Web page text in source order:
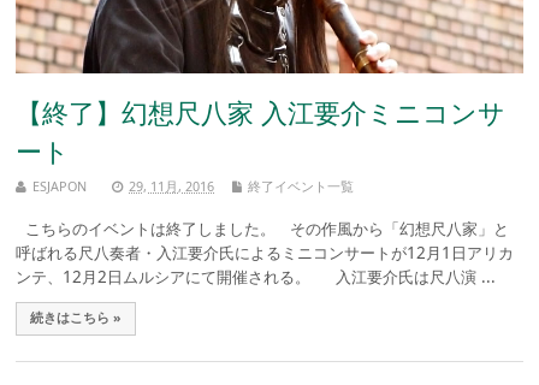
【終了】幻想尺八家 入江要介ミニコンサ
ート
ESJAPON 29, 11月, 2016 終了イベント一覧
こちらのイベントは終了しました。 その作風から「幻想尺八家」と
呼ばれる尺八奏者・入江要介氏によるミニコンサートが12月1日アリカ
ンテ、12月2日ムルシアにて開催される。 入江要介氏は尺八演 ...
続きはこちら »